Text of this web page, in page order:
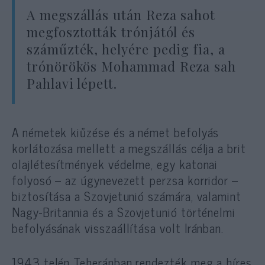
A megszállás után Reza sahot
megfosztották trónjától és
száműzték, helyére pedig fia, a
trónörökös Mohammad Reza sah
Pahlavi lépett.
A németek kiűzése és a német befolyás
korlátozása mellett a megszállás célja a brit
olajlétesítmények védelme, egy katonai
folyosó – az úgynevezett perzsa korridor –
biztosítása a Szovjetunió számára, valamint
Nagy-Britannia és a Szovjetunió történelmi
befolyásának visszaállítása volt Iránban.